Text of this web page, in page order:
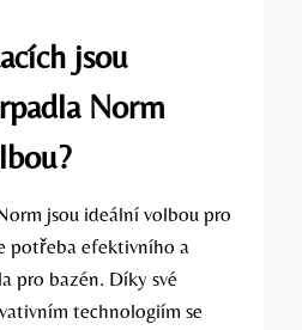
jsou
Norm
jsou ideální volbou pro
potřeba efektivního a
pro bazén. Díky své
technologiím se